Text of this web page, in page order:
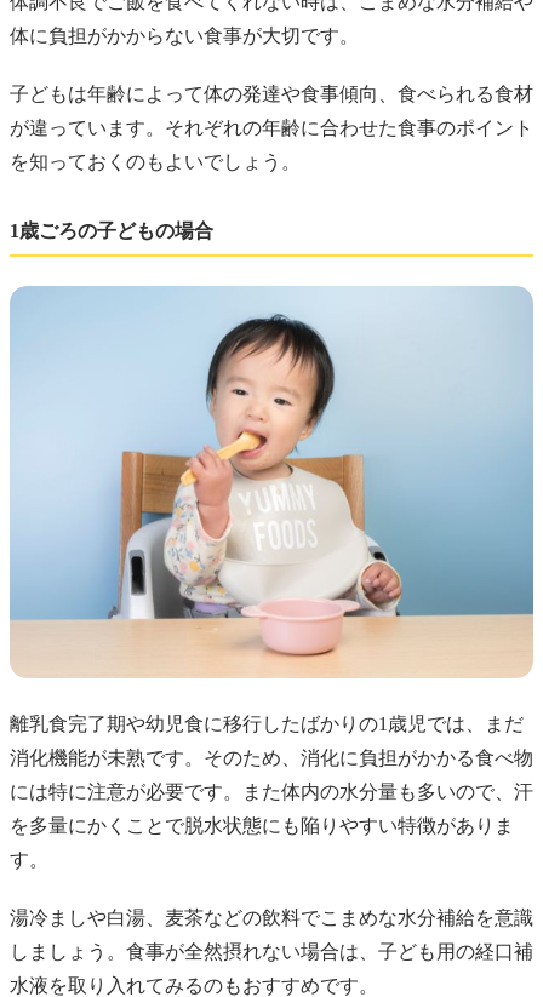
体に負担がかからない食事が大切です。
子どもは年齢によって体の発達や食事傾向、食べられる食材
が違っています。それぞれの年齢に合わせた食事のポイント
を知っておくのもよいでしょう。
1歳ごろの子どもの場合
離乳食完了期や幼児食に移行したばかりの1歳児では、まだ
消化機能が未熟です。そのため、消化に負担がかかる食べ物
には特に注意が必要です。また体内の水分量も多いので、汗
を多量にかくことで脱水状態にも陥りやすい特徴がありま
す。
湯冷ましや白湯、麦茶などの飲料でこまめな水分補給を意識
しましょう。食事が全然摂れない場合は、子ども用の経口補
水液を取り入れてみるのもおすすめです。